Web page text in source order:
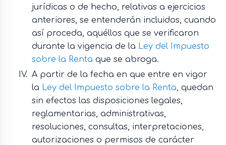
jurídicas o de hecho, relativas a ejercicios
anteriores, se entenderán incluidos, cuando
así proceda, aquéllos que se verificaron
durante la vigencia de la Ley del Impuesto
sobre la Renta que se abroga.
A partir de la fecha en que entre en vigor
la Ley del Impuesto sobre la Renta, quedan
sin efectos las disposiciones legales,
reglamentarias, administrativas,
resoluciones, consultas, interpretaciones,
autorizaciones o permisos de carácter